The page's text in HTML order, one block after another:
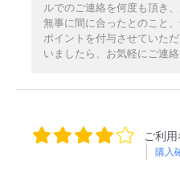
ルでのご連絡を何度も頂き
無事に間に合ったとのこと
ポイントを付与させていた
いましたら、お気軽にご連絡
ご利用
購入